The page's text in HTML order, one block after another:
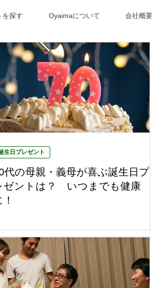
を探す Oyaimaについて 会社概要
代の母親・義母が喜ぶ誕生日プ
ゼントは？ いつまでも健康
生日プレゼント